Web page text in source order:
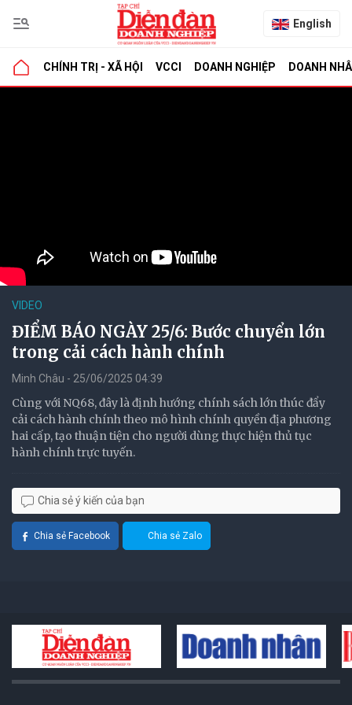
English
CHÍNH TRỊ - XÃ HỘI VCCI DOANH NGHIỆP DOANH
VIDEO
ĐIỂM BÁO NGÀY 25/6: Bước chuyển lớn
trong cải cách hành chính
Minh Châu - 25/06/2025 04:39
Cùng với NQ68, đây là định hướng chính sách lớn thúc đẩy
cải cách hành chính theo mô hình chính quyền địa phương
hai cấp, tạo thuận tiện cho người dùng thực hiện thủ tục
hành chính trực tuyến.
Chia sẻ ý kiến của bạn
Chia sẻ Facebook Chia sẻ Zalo